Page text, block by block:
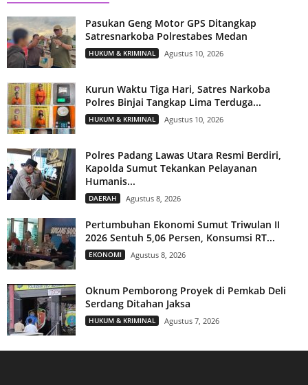
Pasukan Geng Motor GPS Ditangkap
Satresnarkoba Polrestabes Medan
HUKUM & KRIMINAL Agustus 10, 2026
Kurun Waktu Tiga Hari, Satres Narkoba
Polres Binjai Tangkap Lima Terduga...
HUKUM & KRIMINAL Agustus 10, 2026
Polres Padang Lawas Utara Resmi Berdiri,
Kapolda Sumut Tekankan Pelayanan
Humanis...
DAERAH Agustus 8, 2026
Pertumbuhan Ekonomi Sumut Triwulan II
2026 Sentuh 5,06 Persen, Konsumsi RT...
EKONOMI Agustus 8, 2026
Oknum Pemborong Proyek di Pemkab Deli
Serdang Ditahan Jaksa
HUKUM & KRIMINAL Agustus 7, 2026